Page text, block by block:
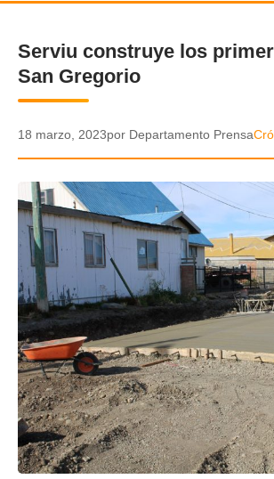
CRÓNICA
DEPORTES
ENTRETENIMIENTO Y CULTURA
POLICIAL
AUDIOS
VIDEOS
GALERIA DE FOTOS
APP MÓVIL
TRANSPARENCIA
✕
Serviu construye los
San Gregorio
18 marzo, 2023por Departamento Prensa